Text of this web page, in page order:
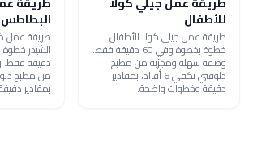
للأطفال
طريقة عمل جيلي كولا للأطفال
خطوة بخطوة وفي 60 دقيقة فقط.
وصفة سهلة ومجرّبة من مطبخ
دلوقتي تكفي 6 أفراد، بمقادير
دقيقة وخطوات واضحة.
البطاطس
طريقة عمل
دقيقة فقط.
بمقادير